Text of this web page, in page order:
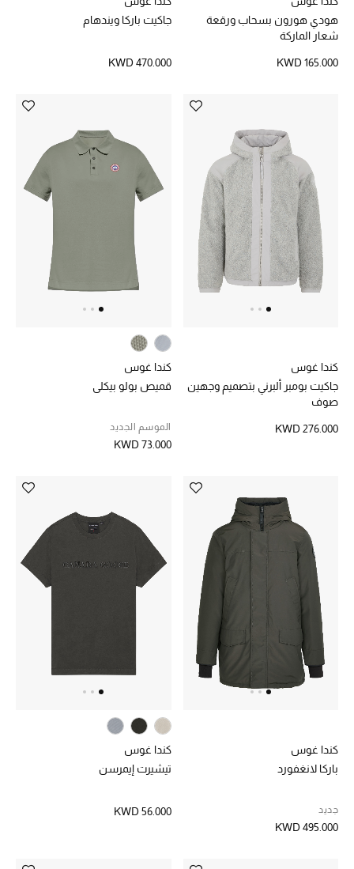
جميع الأحذية النسائية
جميع الحقائب النسائية
موضة نسائية
تسوقوا للنساء
الحقائب
الموسم الجديد
دليل ملتزمات الحقائب
حقائب رجالية
أبرز الحقائب
تسوقوا الحقائب
الأحذية
الموسم الجديد
تشكيلة الأحذية
أحذية للأطفال
هودي هورون بسحاب ورقعة
شعار الماركة
KWD 165.000
جاكيت باركا ويندهام
KWD 470.000
كندا غوس
جاكيت بومبر ألبرني بتصميم وجهين
صوف
KWD 276.000
كندا غوس
قميص بولو بيكلي
الموسم الجديد
KWD 73.000
كندا غوس
باركا لانغفورد
جديد
KWD 495.000
كندا غوس
تيشيرت إيمرسن
KWD 56.000